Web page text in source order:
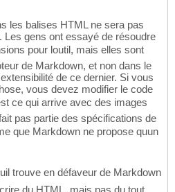
les balises HTML ne sera pas
gens ont essayé de résoudre
pour loutil, mais elles sont
de Markdown, et non dans le
de ce dernier. Si vous
vous devez modifier le code
ce qui arrive avec des images
pas partie des spécifications de
que Markdown ne propose quun
trouve en défaveur de Markdown